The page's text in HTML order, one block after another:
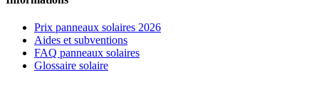
Prix panneaux solaires 2026
Aides et subventions
FAQ panneaux solaires
Glossaire solaire